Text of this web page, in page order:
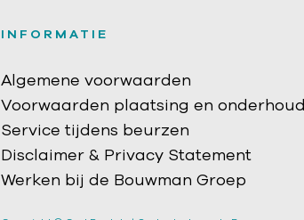
INFORMATIE
Algemene voorwaarden
Voorwaarden plaatsing en onderhoud
Service tijdens beurzen
Disclaimer & Privacy Statement
Werken bij de Bouwman Groep